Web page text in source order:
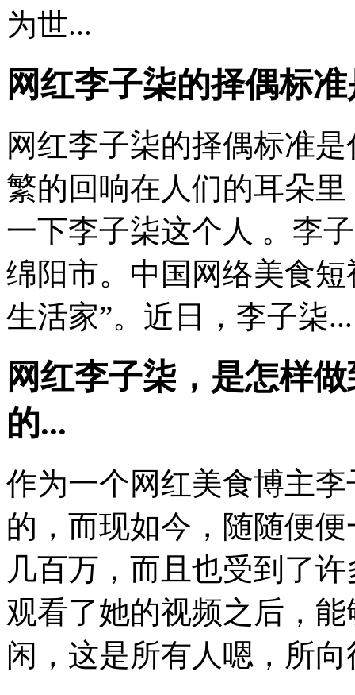
为世...
网红李子柒的择偶标
网红李子柒的择偶标准
繁的回响在人们的耳朵
一下李子柒这个人 。李
绵阳市。中国网络美食
生活家”。近日，李子柒...
网红李子柒，是怎样
的...
作为一个网红美食博主
的，而现如今，随随便
几百万，而且也受到了
观看了她的视频之后，
闲，这是所有人嗯，所